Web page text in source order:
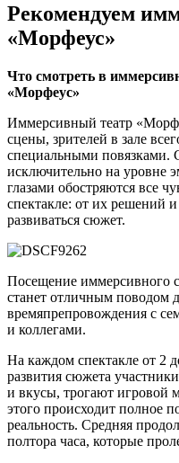
Рекомендуем
«Морфеус»
Что смотреть в
«Морфеус»
Иммерсивный театр
сцены, зрителей в зале
специальными повязками.
исключительно на уровне
глазами обостряются все
спектакле: от их решений и
развиваться сюжет.
Посещение иммерсивного
станет отличным поводом
времяпрепровождения с
и коллегами.
На каждом спектакле от 2
развития сюжета
и вкусы, трогают игровой
этого происходит полное
реальность. Средняя
полтора часа, которые